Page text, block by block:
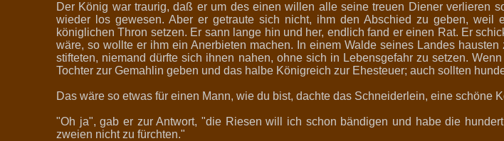
Der König war traurig, daß er um des einen willen alle seine treuen Diener verlieren
wieder los gewesen. Aber er getraute sich nicht, ihm den Abschied zu geben,
königlichen Thron setzen. Er sann lange hin und her, endlich fand er einen Rat. Er
wäre, so wollte er ihm ein Anerbieten machen. In einem Walde seines Landes
stifteten, niemand dürfte sich ihnen nahen, ohne sich in Lebensgefahr zu setzen.
Tochter zur Gemahlin geben und das halbe Königreich zur Ehesteuer; auch sollten
Das wäre so etwas für einen Mann, wie du bist, dachte das Schneiderlein, eine
"Oh ja", gab er zur Antwort, "die Riesen will ich schon bändigen und habe die
zweien nicht zu fürchten."